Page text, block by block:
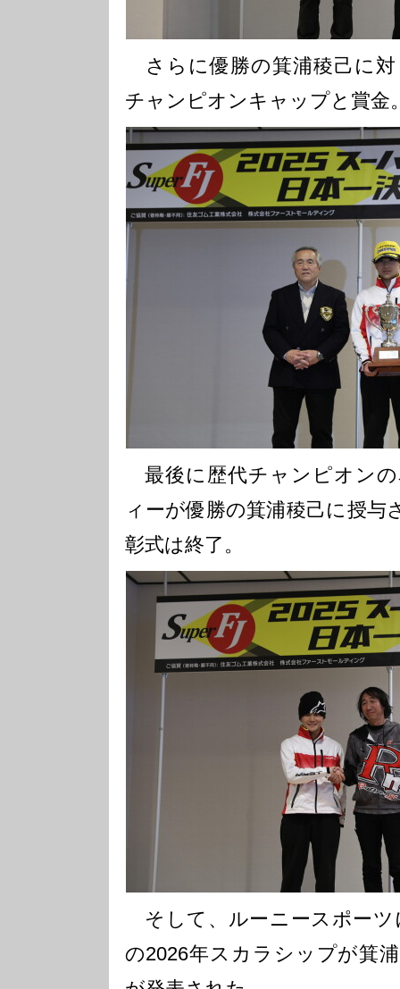
さらに優勝の箕浦稜己に
チャンピオンキャップと賞金
最後に歴代チャンピオン
ィーが優勝の箕浦稜己に授与
彰式は終了。
そして、ルーニースポーツ
の2026年スカラシップが箕